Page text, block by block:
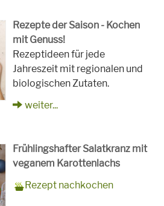
Rezepte der Saison - Kochen
mit Genuss!
Rezeptideen für jede
Jahreszeit mit regionalen und
biologischen Zutaten.
weiter...
Frühlingshafter Salatkranz mit
veganem Karottenlachs
für
Schlagworte
Beilagen, Hauptspeisen, Jause,
Rezept nachkochen